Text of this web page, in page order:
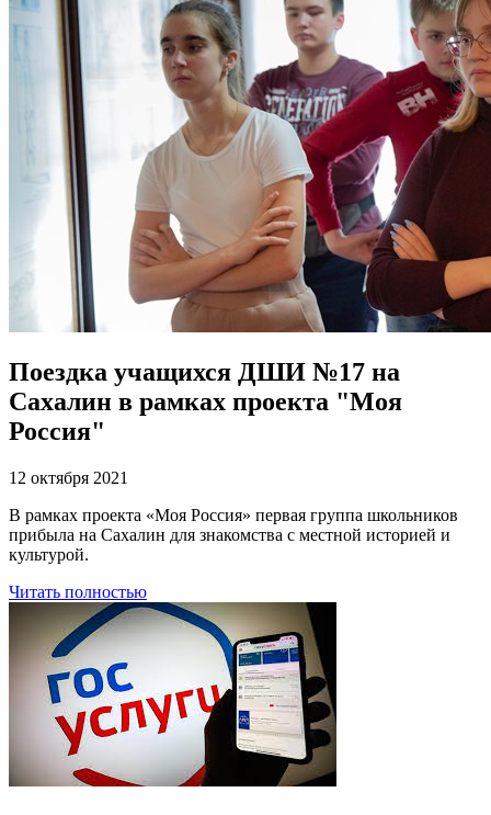
Поездка учащихся ДШИ №17 на
Сахалин в рамках проекта "Моя
Россия"
12 октября 2021
В рамках проекта «Моя Россия» первая группа школьников
прибыла на Сахалин для знакомства с местной историей и
культурой.
Читать полностью